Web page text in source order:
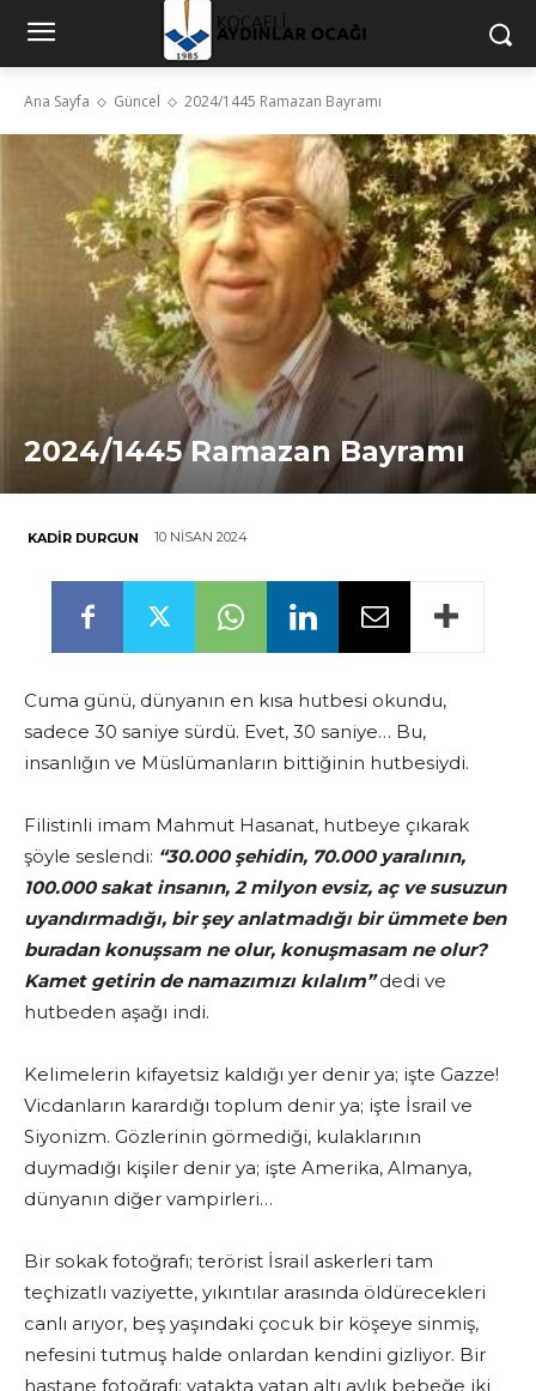
Ana Sayfa Güncel 2024/1445 Ramazan Bayramı
2024/1445 Ramazan Bayramı
KADIR DURGUN 10 NISAN 2024
Cuma günü, dünyanın en kısa hutbesi okundu,
sadece 30 saniye sürdü. Evet, 30 saniye… Bu,
insanlığın ve Müslümanların bittiğinin hutbesiydi.
Filistinli imam Mahmut Hasanat, hutbeye çıkarak
şöyle seslendi: “30.000 şehidin, 70.000 yaralının,
100.000 sakat insanın, 2 milyon evsiz, aç ve susuzun
uyandırmadığı, bir şey anlatmadığı bir ümmete ben
buradan konuşsam ne olur, konuşmasam ne olur?
Kamet getirin de namazımızı kılalım” dedi ve
hutbeden aşağı indi.
Kelimelerin kifayetsiz kaldığı yer denir ya; işte Gazze!
Vicdanların karardığı toplum denir ya; işte İsrail ve
Siyonizm. Gözlerinin görmediği, kulaklarının
duymadığı kişiler denir ya; işte Amerika, Almanya,
dünyanın diğer vampirleri…
Bir sokak fotoğrafı; terörist İsrail askerleri tam
teçhizatlı vaziyette, yıkıntılar arasında öldürecekleri
canlı arıyor, beş yaşındaki çocuk bir köşeye sinmiş,
nefesini tutmuş halde onlardan kendini gizliyor. Bir
hastane fotoğrafı; yatakta yatan altı aylık bebeğe iki